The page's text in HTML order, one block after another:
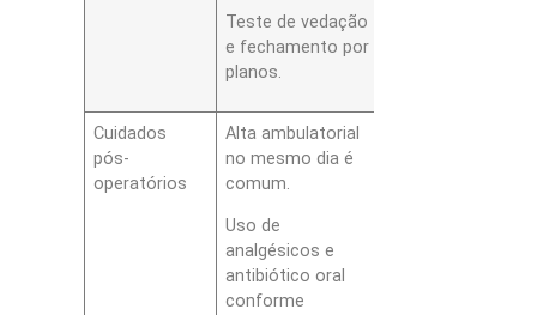
Teste de vedação
e fechamento por
planos.
Cuidados
pós-
operatórios
Alta ambulatorial
no mesmo dia é
comum.
Uso de
analgésicos e
antibiótico oral
conforme